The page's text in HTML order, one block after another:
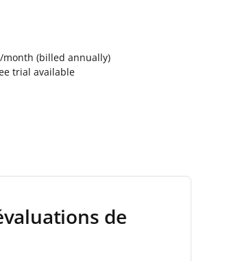
month (billed annually)
trial available
de